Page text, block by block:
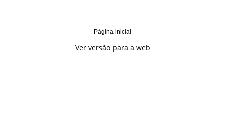
Página inicial
Ver versão para a web